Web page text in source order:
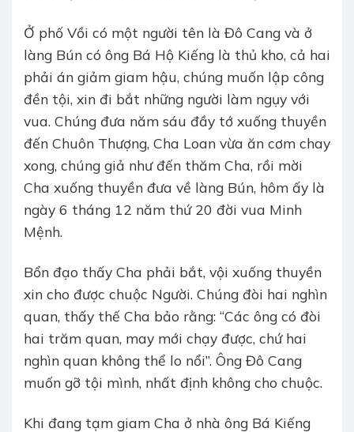
Ở phố Vồi có một người tên là Đô Cang và ở
làng Bún có ông Bá Hộ Kiếng là thủ kho, cả hai
phải án giảm giam hậu, chúng muốn lập công
đền tội, xin đi bắt những người làm ngụy với
vua. Chúng đưa năm sáu đầy tớ xuống thuyền
đến Chuôn Thượng, Cha Loan vừa ăn cơm chay
xong, chúng giả như đến thăm Cha, rồi mời
Cha xuống thuyền đưa về làng Bún, hôm ấy là
ngày 6 tháng 12 năm thứ 20 đời vua Minh
Mệnh.
Bổn đạo thấy Cha phải bắt, vội xuống thuyền
xin cho được chuộc Người. Chúng đòi hai nghìn
quan, thấy thế Cha bảo rằng: “Các ông có đòi
hai trăm quan, may mới chạy được, chứ hai
nghìn quan không thể lo nổi”. Ông Đô Cang
muốn gỡ tội mình, nhất định không cho chuộc.
Khi đang tạm giam Cha ở nhà ông Bá Kiếng